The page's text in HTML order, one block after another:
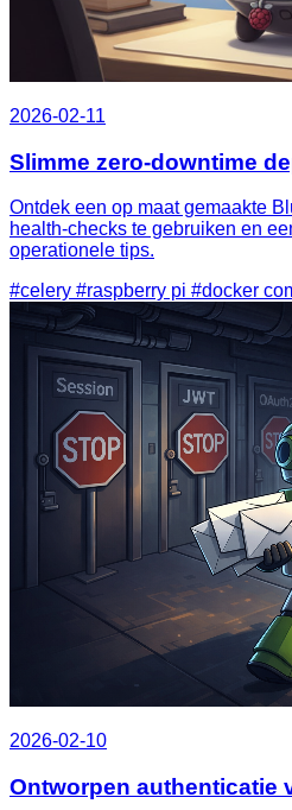
2026-02-11
Slimme zero-downtime
Ontdek een op maat gemaakte
health‑checks te gebruiken en
operationele tips.
#celery #raspberry pi #docker
2026-02-10
Ontworpen authenticatie